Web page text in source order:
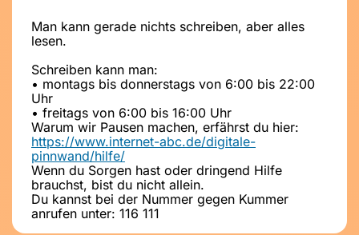
Man kann gerade nichts schreiben, aber alles
lesen.
Schreiben kann man:
• montags bis donnerstags von 6:00 bis 22:00
Uhr
• freitags von 6:00 bis 16:00 Uhr
Warum wir Pausen machen, erfährst du hier:
https://www.internet-abc.de/digitale-
pinnwand/hilfe/
Wenn du Sorgen hast oder dringend Hilfe
brauchst, bist du nicht allein.
Du kannst bei der Nummer gegen Kummer
anrufen unter: 116 111